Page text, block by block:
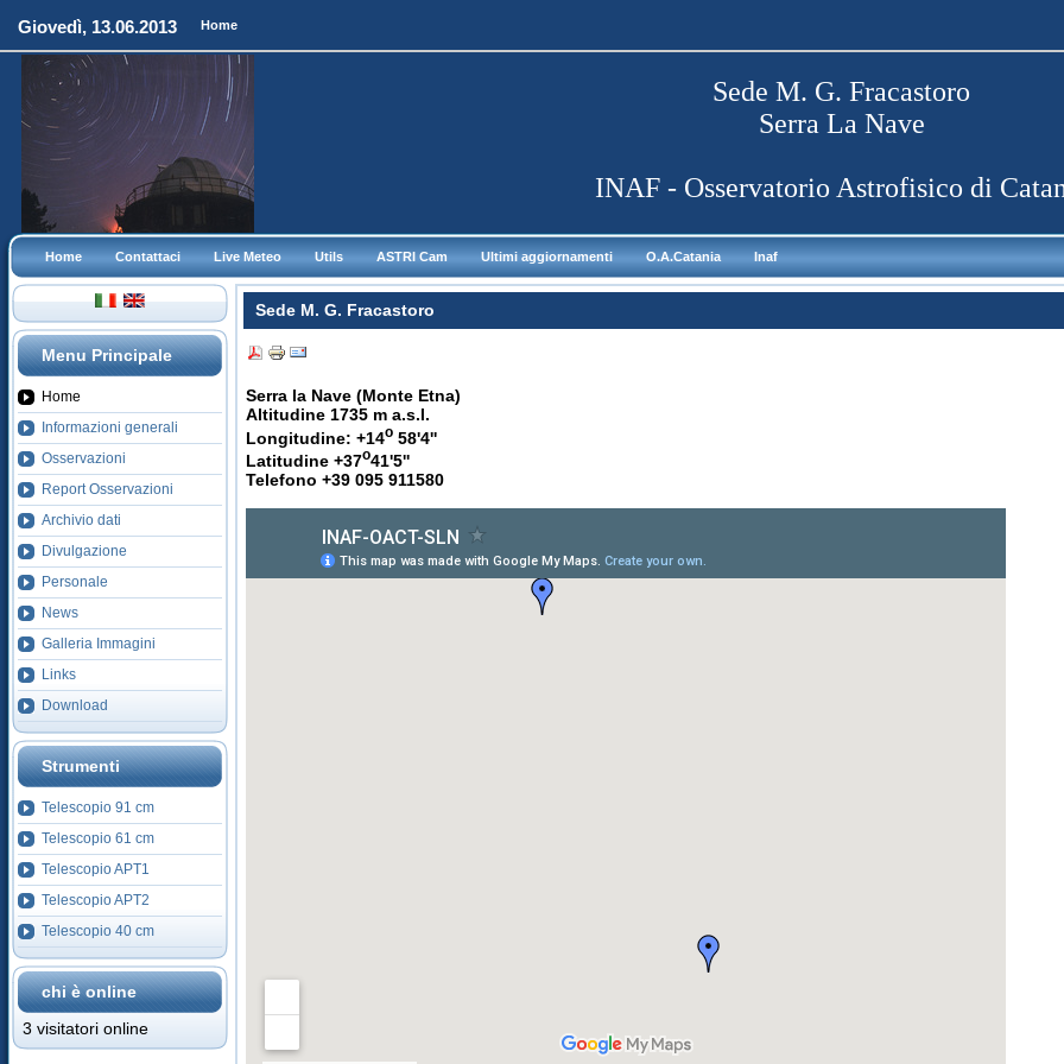
Giovedì, 13.06.2013 Home
Sede M. G. Fracastoro
Serra La Nave
INAF - Osservatorio Astrofisico di
Home Contattaci Live Meteo Utils ASTRI Cam Ultimi aggiornamenti O.A.Catania Inaf
Menu Principale
Home
Informazioni generali
Osservazioni
Report Osservazioni
Archivio dati
Divulgazione
Personale
News
Galleria Immagini
Links
Download
Strumenti
Telescopio 91 cm
Telescopio 61 cm
Telescopio APT1
Telescopio APT2
Telescopio 40 cm
chi è online
3 visitatori online
Sede M. G. Fracastoro
Serra la Nave (Monte Etna)
Altitudine 1735 m a.s.l.
Longitudine: +14o 58'4''
Latitudine +37o41'5''
Telefono +39 095 911580